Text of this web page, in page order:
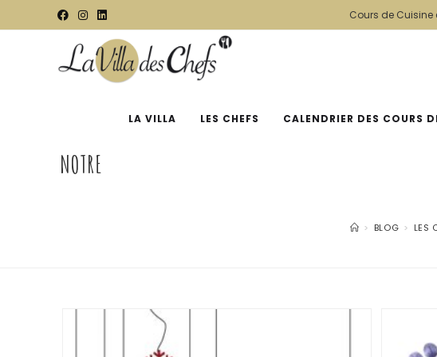
Cours de Cuisine
LA VILLA LES CHEFS CALENDRIER DES COURS
NOTRE
> BLOG > LES